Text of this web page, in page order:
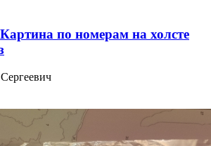
Картина по номерам на холсте